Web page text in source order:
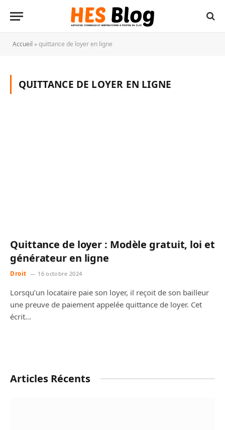
Accueil »quittance de loyer en ligne
QUITTANCE DE LOYER EN LIGNE
Quittance de loyer : Modèle gratuit, loi et
générateur en ligne
Droit 16 octobre 2024
Lorsqu’un locataire paie son loyer, il reçoit de son bailleur
une preuve de paiement appelée quittance de loyer. Cet
écrit…
Articles Récents